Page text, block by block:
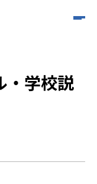
・学校説